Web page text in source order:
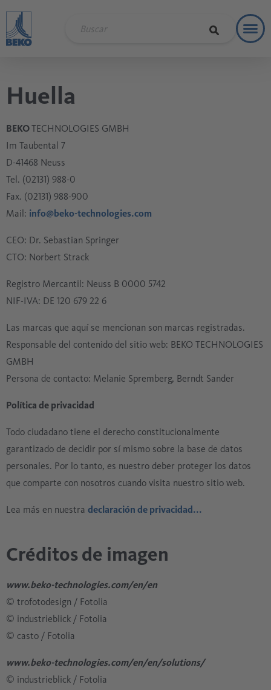
Huella
BEKOTECHNOLOGIES GMBH
Im Taubental 7
D-41468 Neuss
Tel. (02131) 988-0
Fax. (02131) 988-900
Mail: info@beko-technologies.com
CEO: Dr. Sebastian Springer
CTO: Norbert Strack
Registro Mercantil: Neuss B 0000 5742
NIF-IVA: DE 120 679 22 6
Las marcas que aquí se mencionan son marcas registradas.
Responsable del contenido del sitio web: BEKO TECHNOLOGIES
GMBH
Persona de contacto: Melanie Spremberg, Berndt Sander
Política de privacidad
Todo ciudadano tiene el derecho constitucionalmente
garantizado de decidir por sí mismo sobre la base de datos
personales. Por lo tanto, es nuestro deber proteger los datos
que comparte con nosotros cuando visita nuestro sitio web.
Lea más en nuestra declaración de privacidad...
Créditos de imagen
www.beko-technologies.com/en/en
© trofotodesign / Fotolia
© industrieblick / Fotolia
© casto / Fotolia
www.beko-technologies.com/en/en/solutions/
© industrieblick / Fotolia